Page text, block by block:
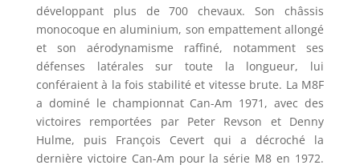
développant plus de 700 chevaux. Son châssis
monocoque en aluminium, son empattement allongé
et son aérodynamisme raffiné, notamment ses
défenses latérales sur toute la longueur, lui
conféraient à la fois stabilité et vitesse brute. La M8F
a dominé le championnat Can-Am 1971, avec des
victoires remportées par Peter Revson et Denny
Hulme, puis François Cevert qui a décroché la
dernière victoire Can-Am pour la série M8 en 1972.